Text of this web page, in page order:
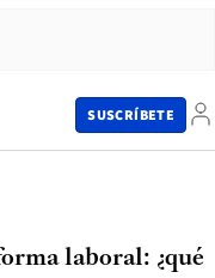
SUSCRÍBETE
laboral: ¿qué